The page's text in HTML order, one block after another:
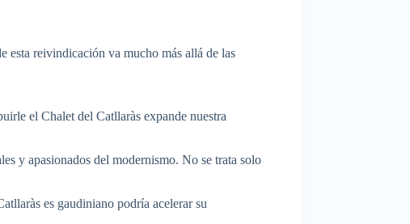
esta reivindicación va mucho más allá de las
el Chalet del Catllaràs expande nuestra
y apasionados del modernismo. No se trata solo
es gaudiniano podría acelerar su